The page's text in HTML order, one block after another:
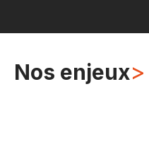
Nos enjeux>